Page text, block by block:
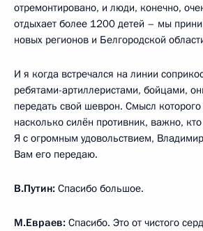
отремонтировано, и люди, конечно,
отдыхает более 1200 детей – мы
новых регионов и Белгородской
И я когда встречался на линии
ребятами-артиллеристами, бойцами,
передать свой шеврон. Смысл
насколько силён противник, важно,
Я с огромным удовольствием,
Вам его передаю.
В.Путин: Спасибо большое.
М.Евраев: Спасибо. Это от чистого